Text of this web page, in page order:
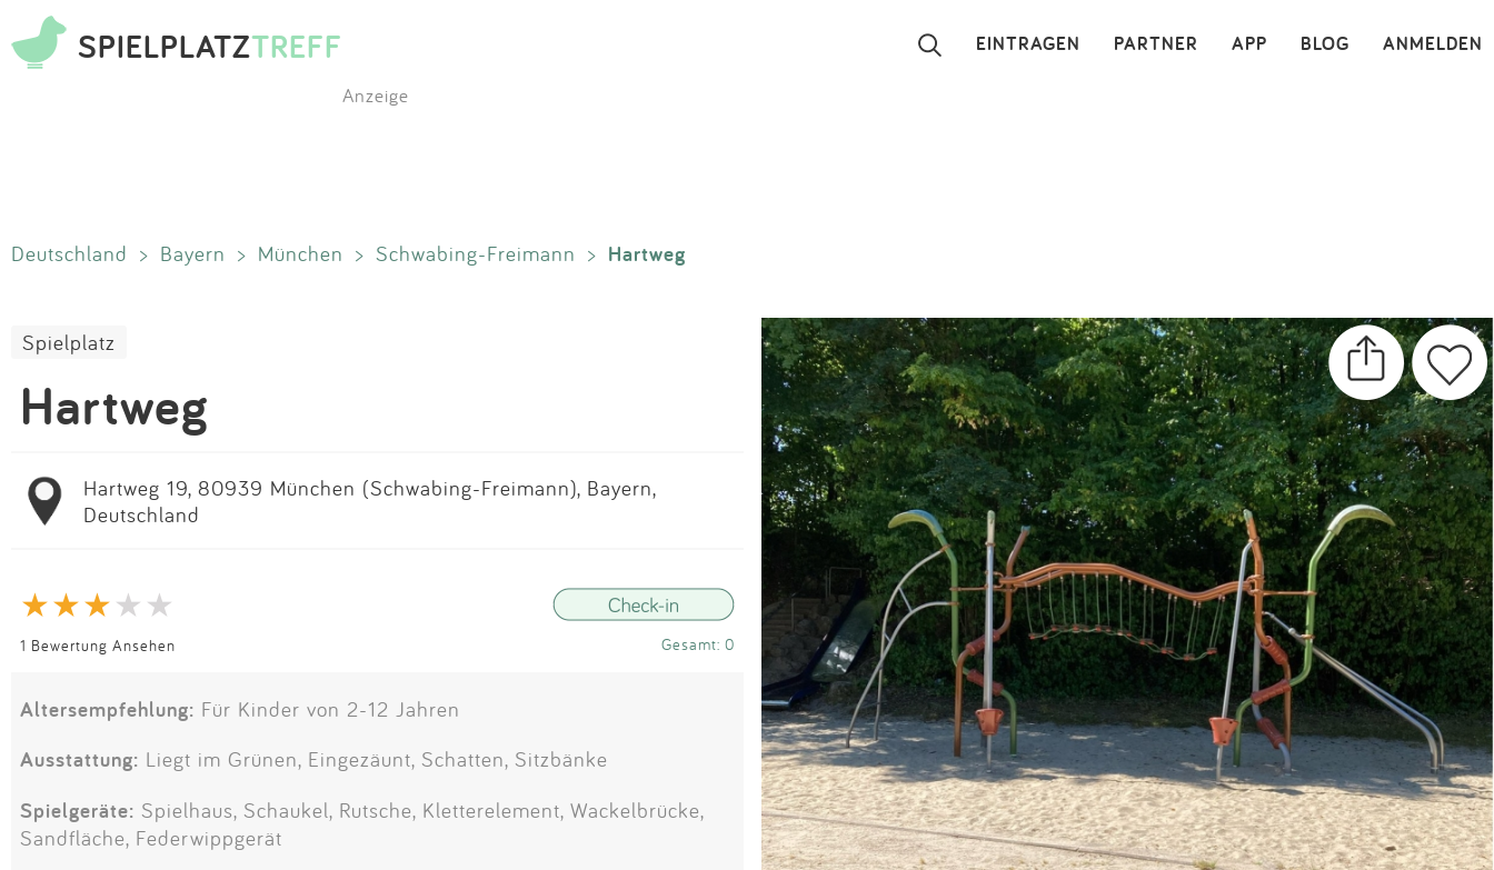
SPIELPLATZTREFF ANMELDEN
BLOG
APP
PARTNER
EINTRAGEN ×
Blog
Partner
Kontakt
Impressum
Anmelden
Anzeige
Deutschland > Bayern > München > Schwabing-Freimann > Hartweg
Spielplatz
Hartweg
Hartweg 19, 80939 München (Schwabing-Freimann), Bayern,
Deutschland
1 Bewertung Ansehen Gesamt: 0
Altersempfehlung: Für Kinder von 2-12 Jahren
Ausstattung: Liegt im Grünen, Eingezäunt, Schatten, Sitzbänke
Spielgeräte: Spielhaus, Schaukel, Rutsche, Kletterelement, Wackelbrücke,
Sandfläche, Federwippgerät